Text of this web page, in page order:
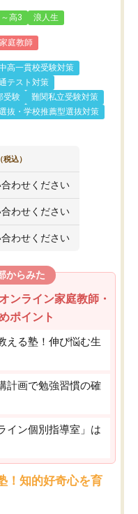
高3 浪人生
家庭教師
高一貫校受験対策
テスト対策
受験
難関私立受験対策
抜・学校推薦型選抜対策
（税込）
わせください
わせください
わせください
からみた
ンライン家庭教師・
ポイント
える塾！伸び悩む生
計画で勉強習慣の確
イン個別指導室」は
！知的好奇心を育